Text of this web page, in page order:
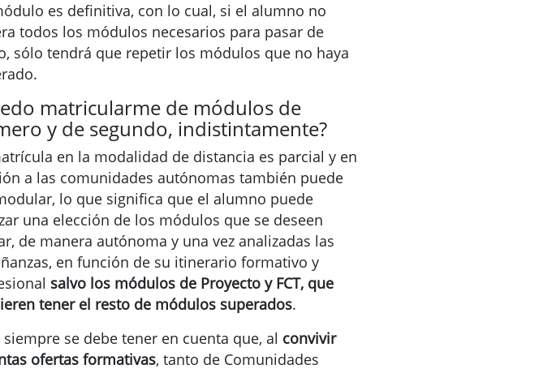
es definitiva, con lo cual, si el alumno no
todos los módulos necesarios para pasar de
sólo tendrá que repetir los módulos que no haya
matricularme de módulos de
y de segundo, indistintamente?
en la modalidad de distancia es parcial y en
a las comunidades autónomas también puede
lo que significa que el alumno puede
una elección de los módulos que se deseen
de manera autónoma y una vez analizadas las
en función de su itinerario formativo y
salvo los módulos de Proyecto y FCT, que
tener el resto de módulos superados.
siempre se debe tener en cuenta que, al convivir
ofertas formativas, tanto de Comunidades